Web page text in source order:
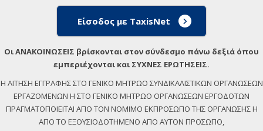
Είσοδος με TaxisNet
Οι ΑΝΑΚΟΙΝΩΣΕΙΣ βρίσκονται στον σύνδεσμο πάνω δεξιά όπου
εμπεριέχονται και ΣΥΧΝΕΣ ΕΡΩΤΗΣΕΙΣ.
Η ΑΙΤΗΣΗ ΕΓΓΡΑΦΗΣ ΣΤΟ ΓΕΝΙΚΟ ΜΗΤΡΩΟ ΣΥΝΔΙΚΑΛΙΣΤΙΚΩΝ ΟΡΓΑΝΩΣΕΩΝ
ΕΡΓΑΖΟΜΕΝΩΝ Η ΣΤΟ ΓΕΝΙΚΟ ΜΗΤΡΩΟ ΟΡΓΑΝΩΣΕΩΝ ΕΡΓΟΔΟΤΩΝ
ΠΡΑΓΜΑΤΟΠΟΙΕΙΤΑΙ ΑΠΟ ΤΟΝ ΝΟΜΙΜΟ ΕΚΠΡΟΣΩΠΟ ΤΗΣ ΟΡΓΑΝΩΣΗΣ Η
ΑΠΟ ΤΟ ΕΞΟΥΣΙΟΔΟΤΗΜΕΝΟ ΑΠΟ ΑΥΤΟΝ ΠΡΟΣΩΠΟ,